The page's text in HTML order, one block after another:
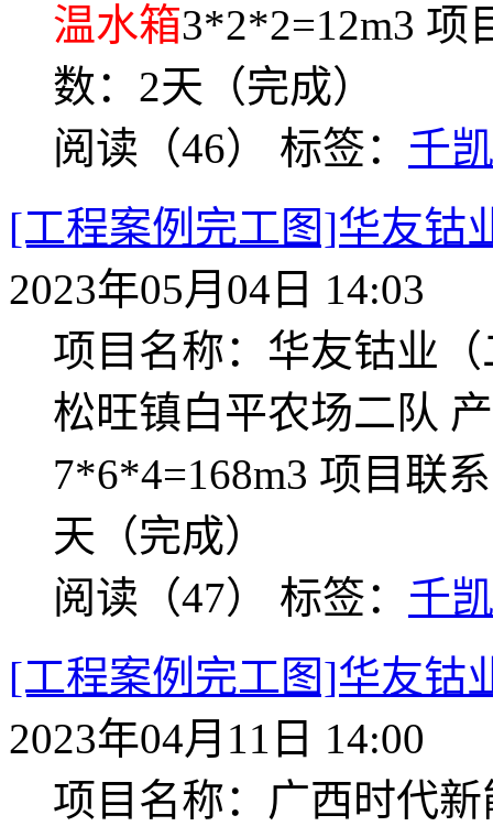
温水箱3*2*2=12m3 项
数：2天（完成）
阅读（46） 标签： 千
[工程案例完工图]华友钴
2023年05月04日 14:03
项目名称：华友钴业
松旺镇白平农场二队
7*6*4=168m3 项目联
天（完成）
阅读（47） 标签： 千
[工程案例完工图]华友钴
2023年04月11日 14:00
项目名称：广西时代